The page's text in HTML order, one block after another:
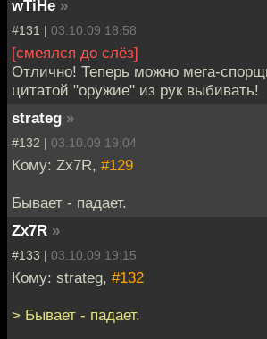
wTiHe »
#131 | 03.10.09 18:58
[смеялся до слёз]
Отлично! Теперь можно мега-
цитатой "оружие" из рук выбивать!
strateg »
#132 | 03.10.09 19:04
Кому: Zx7R, #129
Бывает - падает.
Zx7R »
#133 | 03.10.09 19:15
Кому: strateg, #132
> Бывает - падает.